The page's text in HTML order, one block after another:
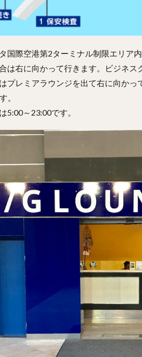
国際空港第2ターミナル制限エリア
は右に向かって行きます。ビジネ
プレミアラウンジを出て右に向か
。
5:00～23:00です。